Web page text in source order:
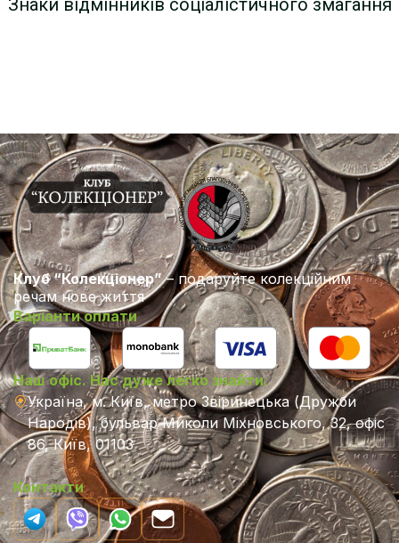
Знаки відмінників соціалістичного змагання
Клуб “Колекціонер”– подаруйте колекційним
речам нове життя
Варіанти оплати
Наш офіс. Нас дуже легко знайти.
Україна, м. Київ, метро Звіринецька (Дружби
Народів), бульвар Миколи Міхновського, 32, офіс
86, Київ, 01103
Контакти